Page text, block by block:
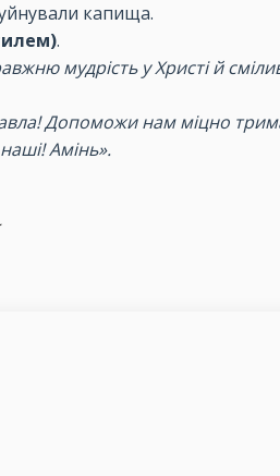
капища.
.
мудрість у Христі й
Допоможи нам міцно
Амінь».